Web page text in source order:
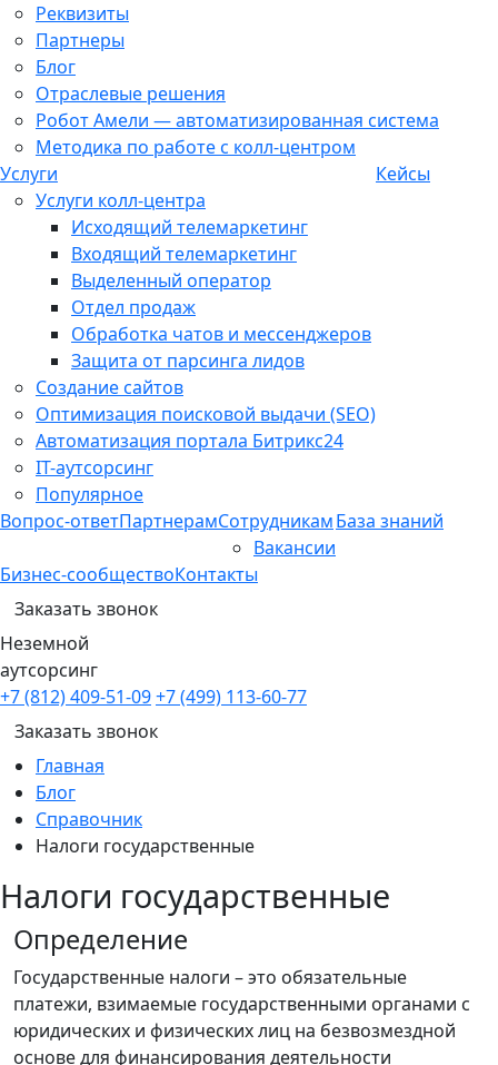
Реквизиты
Партнеры
Блог
Отраслевые решения
Робот Амели — автоматизированная система
Методика по работе с колл-центром
Услуги
Услуги колл-центра
Исходящий телемаркетинг
Входящий телемаркетинг
Выделенный оператор
Отдел продаж
Обработка чатов и мессенджеров
Защита от парсинга лидов
Создание сайтов
Оптимизация поисковой выдачи (SEO)
Автоматизация портала Битрикс24
IT-аутсорсинг
Популярное
Кейсы
Вопрос-ответПартнерамСотрудникам
Вакансии
База знаний
Бизнес-сообществоКонтакты
Заказать звонок
Неземной
аутсорсинг
+7 (812) 409-51-09+7 (499) 113-60-77
Заказать звонок
Главная
Блог
Справочник
Налоги государственные
Налоги государственные
Определение
Государственные налоги – это обязательные
платежи, взимаемые государственными органами с
юридических и физических лиц на безвозмездной
основе для финансирования деятельности